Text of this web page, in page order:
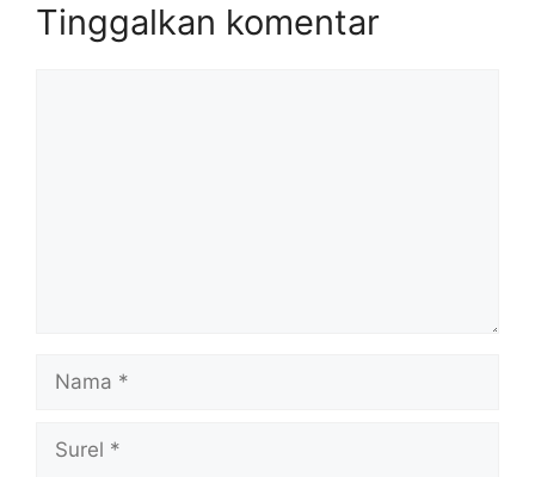
Tinggalkan komentar
Nama
Surel